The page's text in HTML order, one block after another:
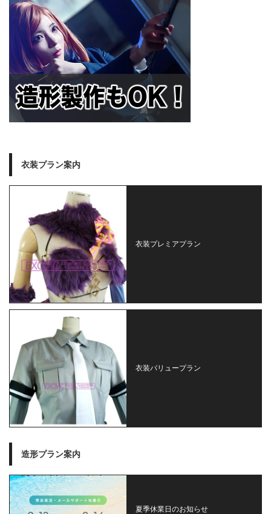
衣装プラン案内
衣装プレミアプラン
衣装バリュープラン
造形プラン案内
夏季休業日のお知らせ